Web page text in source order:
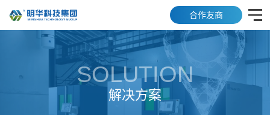
合作友商
SOLUTION
解决方案